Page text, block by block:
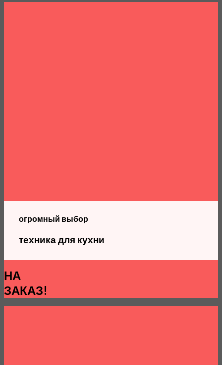
огромный выбор
техника для кухни
НА
ЗАКАЗ!